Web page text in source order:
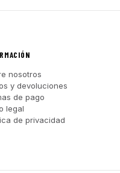
nosotros
y devoluciones
de pago
legal
de privacidad